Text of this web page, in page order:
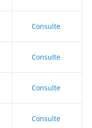
Consulte
Consulte
Consulte
Consulte